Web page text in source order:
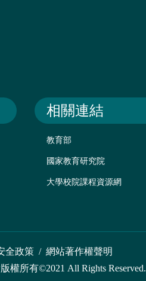
相關連結
教育部
國家教育研究院
大學校院課程資源網
全政策 / 網站著作權聲明
權所有©2021 All Rights Reserved.